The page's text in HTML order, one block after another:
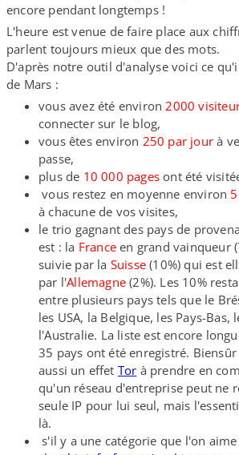
encore pendant longtemps !
L'heure est venue de faire place aux
parlent toujours mieux que des mots.
D'après notre outil d'analyse voici ce
de Mars :
vous avez été environ 2000
connecter sur le blog,
vous êtes environ 250 par jour à
passe,
plus de 10 000 pages ont été
vous restez en moyenne environ
à chacune de vos visites,
le trio gagnant des pays de
est : la France en grand vainqueur
suivie par la Suisse (10%) qui est
par l'Allemagne (2%). Les 10%
entre plusieurs pays tels que le
les USA, la Belgique, les Pays-​Bas,
l'Australie. La liste est encore
35 pays ont été enregistré.
aussi un effet Tor à prendre en
qu'un réseau d'entreprise peut ne
seule IP pour lui seul, mais
là.
s'il y a une catégorie que l'on